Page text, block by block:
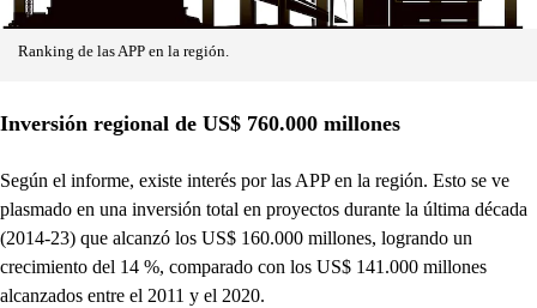
Ranking de las APP en la región.
Inversión regional de US$ 760.000 millones
Según el informe, existe interés por las APP en la región. Esto se ve
plasmado en una inversión total en proyectos durante la última década
(2014-23) que alcanzó los US$ 160.000 millones, logrando un
crecimiento del 14 %, comparado con los US$ 141.000 millones
alcanzados entre el 2011 y el 2020.